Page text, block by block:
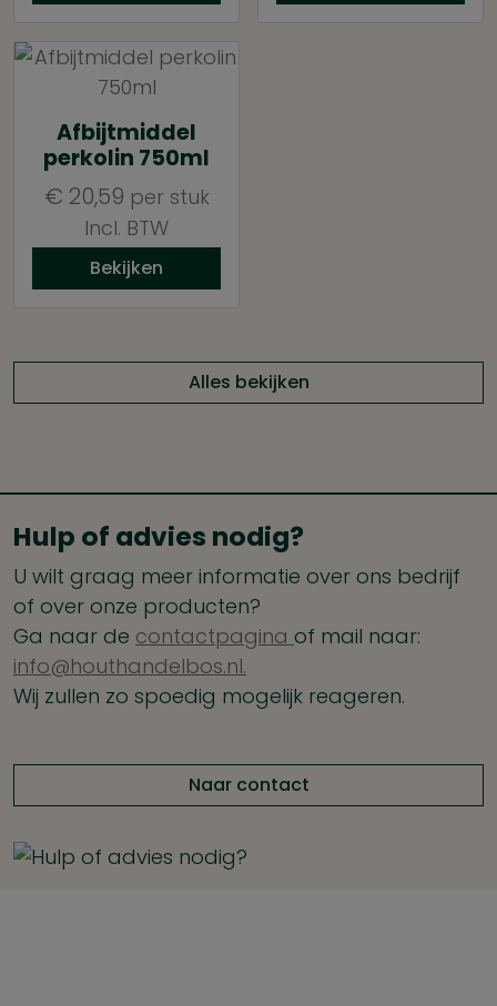
Afbijtmiddel
perkolin 750ml
€ 20,59 per stuk
Incl. BTW
Bekijken
Alles bekijken
Hulp of advies nodig?
U wilt graag meer informatie over ons bedrijf
of over onze producten?
Ga naar de contactpagina of mail naar:
info@houthandelbos.nl.
Wij zullen zo spoedig mogelijk reageren.
Naar contact